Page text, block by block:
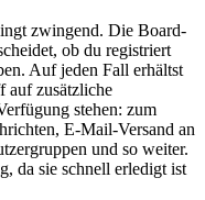
zwingend. Die Board-
ob du registriert
Auf jeden Fall erhältst
auf zusätzliche
stehen: zum
E-Mail-Versand an
und so weiter.
da sie schnell erledigt ist